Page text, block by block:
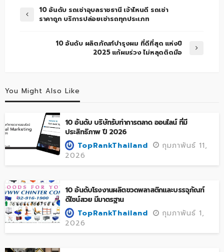
10 อันดับ รถเช่าอุบลราชธานี เจ้าไหนดี รถเช่า
ราคาถูก บริการปล่อยเช่ารถทุกประเภท
10 อันดับ ผลิตภัณฑ์บำรุงผม ที่ดีที่สุด แห่งปี
2025 แก้ผมร่วง ไม่หลุดติดมือ
You Might Also Like
10 อันดับ บริษัทรับทำการตลาด ออนไลน์ ที่มี
ประสิทธิภาพ ปี 2026
TopRankThailand
กุมภาพันธ์ 11,
2026
10 อันดับโรงงานผลิตขวดพลาสติกและบรรจุภัณฑ์
ดีไซน์สวย มีมาตรฐาน
TopRankThailand
กุมภาพันธ์ 1,
2026